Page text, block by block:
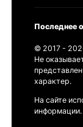
Последнее
© 2017 -
Не
характер.
На сайте
информации.